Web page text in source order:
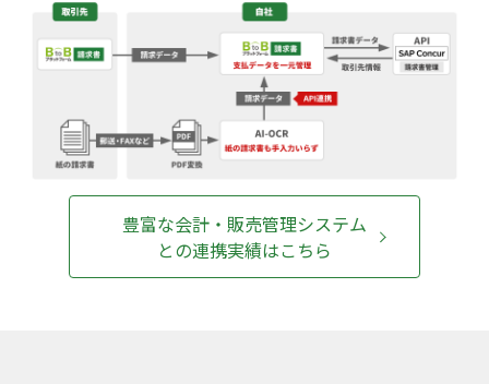
豊富な会計・販売管理システム
との連携実績はこちら